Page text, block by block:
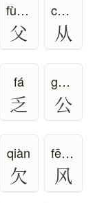
fù、fǔ
父
cóng、zòng
从
fá
乏
gōng
公
qiàn
欠
fēng、fěng
风